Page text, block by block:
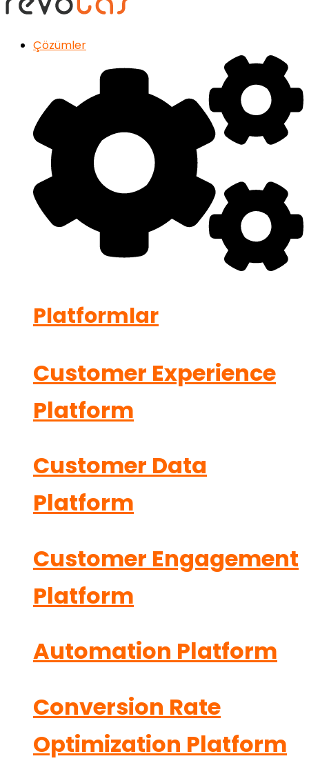
Çözümler
Platformlar
Customer Experience
Platform
Customer Data
Platform
Customer Engagement
Platform
Automation Platform
Conversion Rate
Optimization Platform